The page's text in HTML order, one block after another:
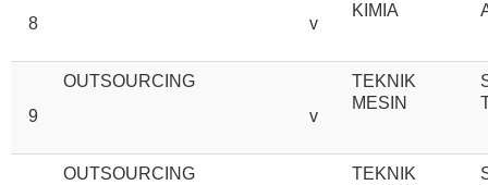
8
v
KIMIA
9
OUTSOURCING
v
TEKNIK
MESIN
OUTSOURCING
TEKNIK